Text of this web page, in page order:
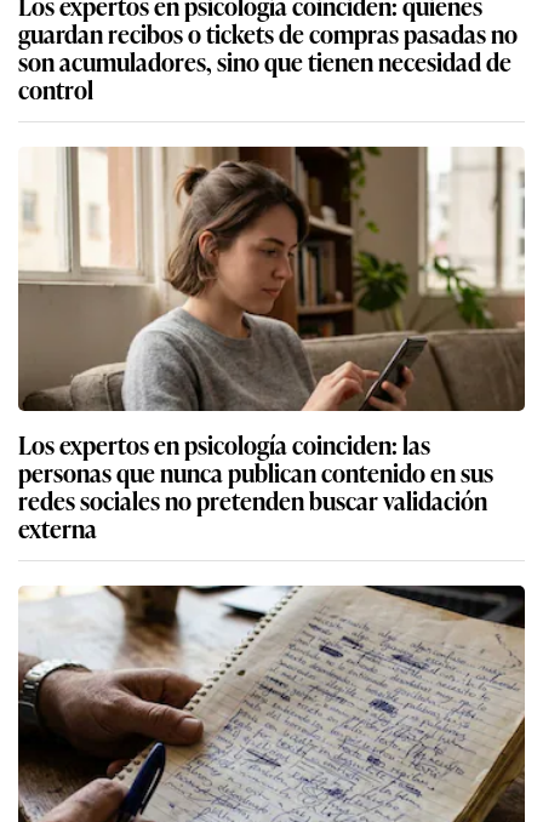
guardan recibos o tickets de compras pasadas no
son acumuladores, sino que tienen necesidad de
control
Los expertos en psicología coinciden: las
personas que nunca publican contenido en sus
redes sociales no pretenden buscar validación
externa